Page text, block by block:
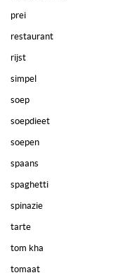
prei
restaurant
rijst
simpel
soep
soepdieet
soepen
spaans
spaghetti
spinazie
tarte
tom kha
tomaat